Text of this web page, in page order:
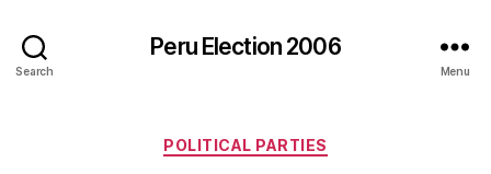
Search
Peru Election 2006
Menu
Categories
POLITICAL PARTIES